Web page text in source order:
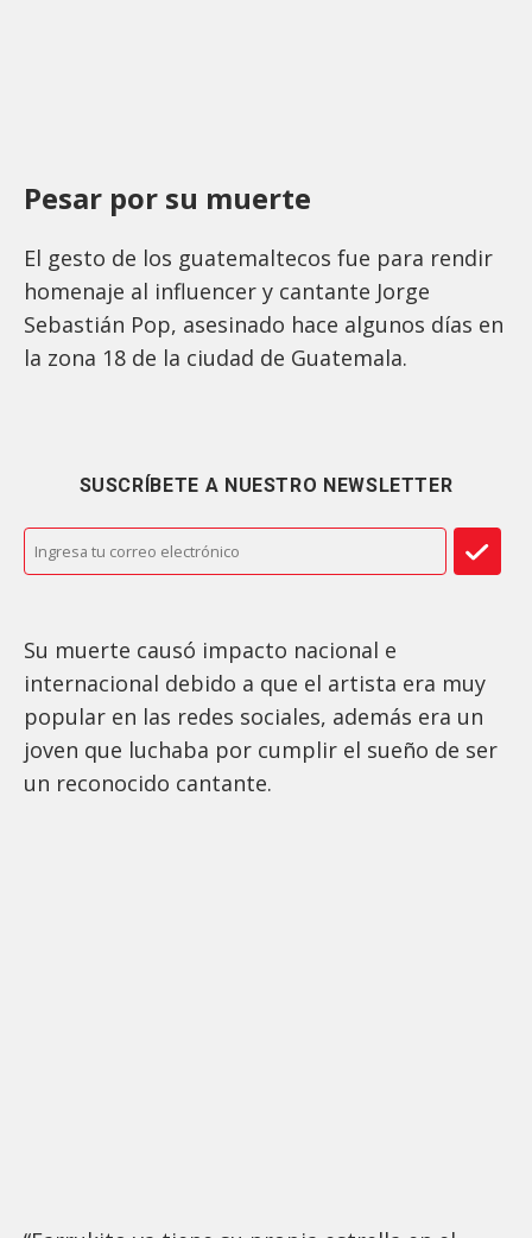
Pesar por su muerte
El gesto de los guatemaltecos fue para rendir
homenaje al influencer y cantante Jorge
Sebastián Pop, asesinado hace algunos días en
la zona 18 de la ciudad de Guatemala.
SUSCRÍBETE A NUESTRO NEWSLETTER
Su muerte causó impacto nacional e
internacional debido a que el artista era muy
popular en las redes sociales, además era un
joven que luchaba por cumplir el sueño de ser
un reconocido cantante.